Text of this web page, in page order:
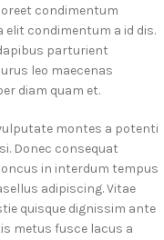
condimentum
condimentum a id dis.
parturient
leo maecenas
diam quam et.
montes a potenti
Donec consequat
in interdum tempus
adipiscing. Vitae
quisque dignissim ante
metus fusce lacus a